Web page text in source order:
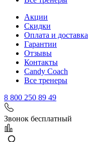
Акции
Скидки
Оплата и доставка
Гарантии
Отзывы
Контакты
Candy Coach
Все тренеры
8 800 250 89 49
Звонок бесплатный